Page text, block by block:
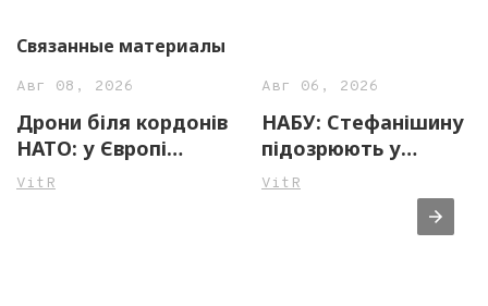
Связанные материалы
Авг 08, 2026
Дрони біля кордонів
НАТО: у Європі
фіксують небезпечні
VitR
Авг 06, 2026
НАБУ: Стефанішину
підозрюють у
незаконному
збагаченні на майже
VitR